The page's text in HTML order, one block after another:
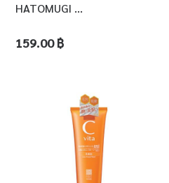
HATOMUGI ...
159.00 ฿